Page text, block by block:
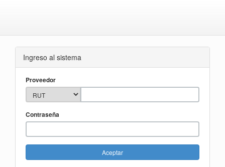
Ingreso al sistema
Proveedor
Contraseña